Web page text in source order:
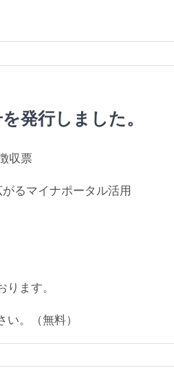
発行しました。
収票
るマイナポータル活用
ます。
。（無料）